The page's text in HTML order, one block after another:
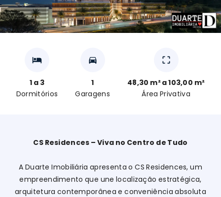
1 a 3
Dormitórios
1
Garagens
48,30 m² a 103,00 m²
Área Privativa
CS Residences – Viva no Centro de Tudo
A Duarte Imobiliária apresenta o CS Residences, um
empreendimento que une localização estratégica,
arquitetura contemporânea e conveniência absoluta